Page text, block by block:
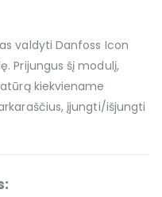
valdyti Danfoss Icon
Prijungus šį modulį,
kiekviename
įjungti/išjungti